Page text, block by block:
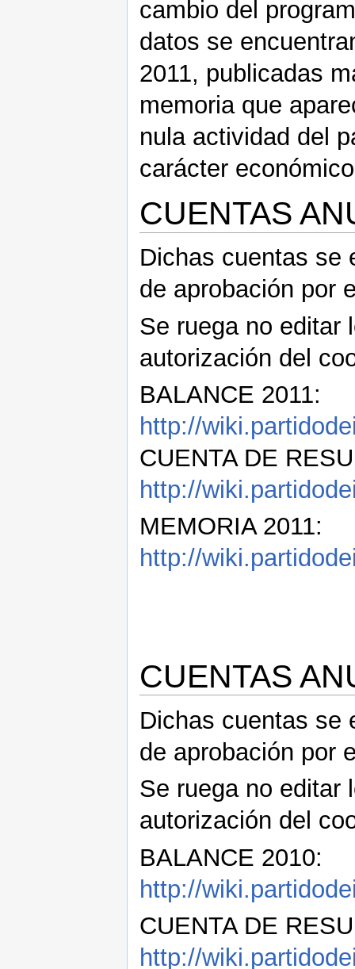
cambio del
datos se
2011, publicadas
memoria que
nula actividad del
carácter
CUENTAS
Dichas cuentas se
de aprobación por
Se ruega no editar
autorización del
BALANCE 2011:
http://
CUENTA DE
http://
MEMORIA 2011:
http://
CUENTAS
Dichas cuentas se
de aprobación por
Se ruega no editar
autorización del
BALANCE 2010:
http://
CUENTA DE
http://